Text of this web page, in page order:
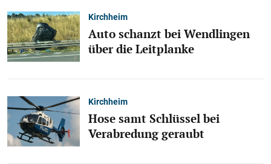
Kirchheim
Auto schanzt bei Wendlingen
über die Leitplanke
Kirchheim
Hose samt Schlüssel bei
Verabredung geraubt